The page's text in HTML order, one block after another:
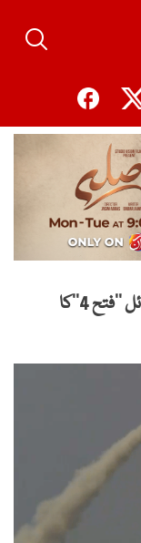
آرمی راکٹ فورس کا دیسی ساختہ کروز میزائل ’’فتح 4‘‘کا